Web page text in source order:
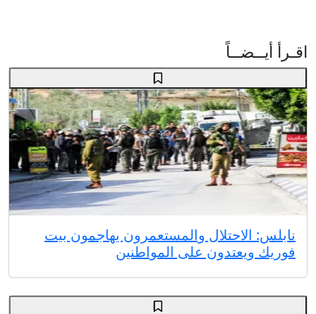
اقـرأ أيــضــاً
نابلس: الاحتلال والمستعمرون يهاجمون بيت
فوريك ويعتدون على المواطنين